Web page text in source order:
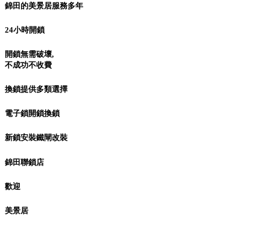
錦田的美景居服務多年
24小時開鎖
開鎖無需破壞,
不成功不收費
換鎖提供多類選擇
電子鎖開鎖換鎖
新鎖安裝鐵閘改裝
錦田聯鎖店
歡迎
美景居